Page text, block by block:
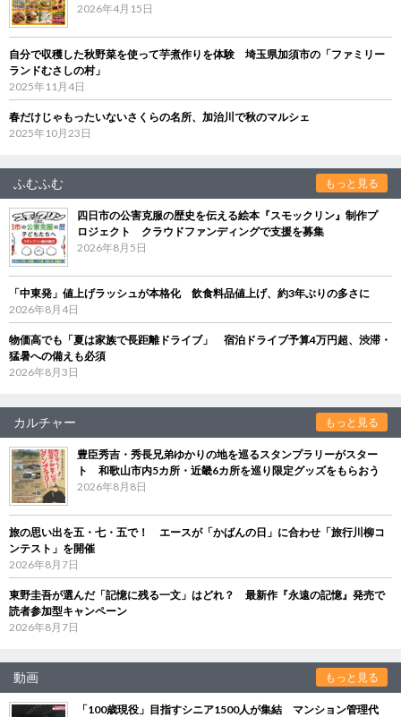
2026年4月15日
自分で収穫した秋野菜を使って芋煮作りを体験 埼玉県加須市の「ファミリー
ランドむさしの村」
2025年11月4日
春だけじゃもったいないさくらの名所、加治川で秋のマルシェ
2025年10月23日
ふむふむ もっと見る
四日市の公害克服の歴史を伝える絵本『スモックリン』制作プ
ロジェクト クラウドファンディングで支援を募集
2026年8月5日
「中東発」値上げラッシュが本格化 飲食料品値上げ、約3年ぶりの多さに
2026年8月4日
物価高でも「夏は家族で長距離ドライブ」 宿泊ドライブ予算4万円超、渋滞・
猛暑への備えも必須
2026年8月3日
カルチャー もっと見る
豊臣秀吉・秀長兄弟ゆかりの地を巡るスタンプラリーがスター
ト 和歌山市内5カ所・近畿6カ所を巡り限定グッズをもらおう
2026年8月8日
旅の思い出を五・七・五で！ エースが「かばんの日」に合わせ「旅行川柳コ
ンテスト」を開催
2026年8月7日
東野圭吾が選んだ「記憶に残る一文」はどれ？ 最新作『永遠の記憶』発売で
読者参加型キャンペーン
2026年8月7日
動画 もっと見る
「100歳現役」目指すシニア1500人が集結 マンション管理代